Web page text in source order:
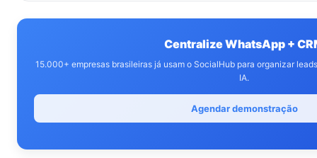
Centralize WhatsApp +
15.000+ empresas brasileiras já usam o SocialHub para organizar
IA.
Agendar demonstração